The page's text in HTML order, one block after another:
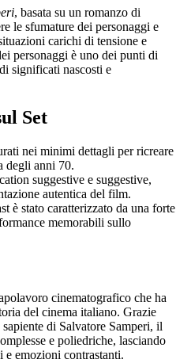
, basata su un romanzo di
le sfumature dei personaggi e
carichi di tensione e
personaggi è uno dei punti di
significati nascosti e
Set
nei minimi dettagli per ricreare
degli anni 70.
suggestive e suggestive,
autentica del film.
è stato caratterizzato da una forte
memorabili sullo
cinematografico che ha
del cinema italiano. Grazie
di Salvatore Samperi, il
e poliedriche, lasciando
e emozioni contrastanti.